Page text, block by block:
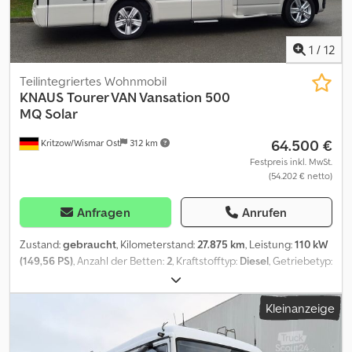
1 / 12
Kritzow/Wismar Ost 312 km
Teilintegriertes Wohnmobil
KNAUSTourer VAN Vansation 500
MQ Solar
64.500 €
Festpreis inkl. MwSt.
(54.202 € netto)
Anfragen Anrufen
Zustand:gebraucht, Kilometerstand: 27.875 km, Leistung:110 kW
(149,56 PS) , Anzahl der Betten: 2 , Kraftstofftyp: Diesel , Getriebetyp:
, Erstzulassung:
Prüfung (TÜV):07/2027, Gesamtlänge:5.890 mm, Gesamtbreite:
2.950 mm, Achsen-Konfiguration:2
3.500 kg, Ausstattung:
Elektronisches Stabilitätsprogramm (ESP),
Kleinanzeige